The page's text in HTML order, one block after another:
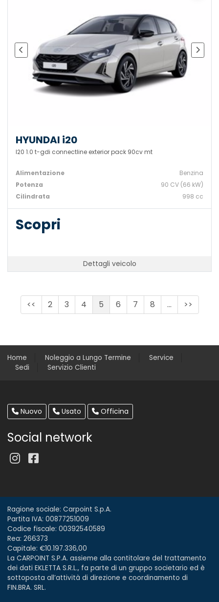
HYUNDAI i20
I20 1.0 t-gdi connectline exterior pack 90cv mt
Alimentazione
Benzina
Potenza
90 CV (66 kW)
Cilindrata
998 cc
Scopri
Dettagli veicolo
<< 2 3 4 5 6 7 8 ... >>
Home Noleggio a Lungo Termine
Service
Sedi
Servizio Clienti
Nuovo Usato Officina
Social network
Ragione sociale: Carpoint S.p.A.
Partita IVA: 00877251009
Codice fiscale: 00392540589
Rea: 266373
Capitale: €10.197.336,00
La CARPOINT S.P.A. assieme alla contitolare del trattamento
dei dati EKLETTA S.R.L., fa parte di un gruppo societario ed è
sottoposta all’attività di direzione e coordinamento di
FIN.BRA. SRL.